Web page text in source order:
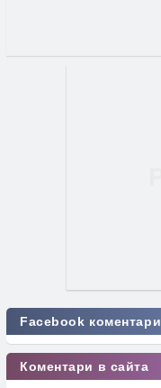
Facebook коментари
Коментари в сайта